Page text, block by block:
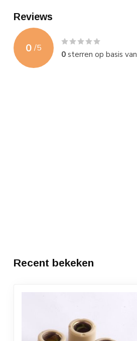
Reviews
0 /5
0sterren op basis van
Recent bekeken